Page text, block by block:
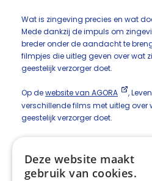
Wat is zingeving precies en wat
Mede dankzij de impuls om
breder onder de aandacht te
filmpjes die uitleg geven over wat
geestelijk verzorger doet.
Op dewebsite van AGORA
,
verschillende films met uitleg over
geestelijk verzorger doet.
Deel deze pagina:
Deze website maakt
gebruik van cookies.